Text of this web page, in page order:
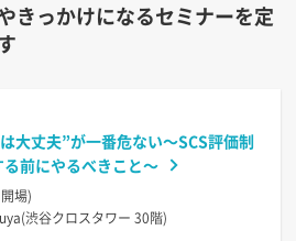
きっかけになるセミナーを定
は大丈夫”が一番危ない〜SCS評価制
前にやるべきこと〜
場)
渋谷クロスタワー 30階)